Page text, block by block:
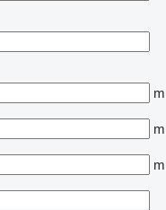
m
m
m